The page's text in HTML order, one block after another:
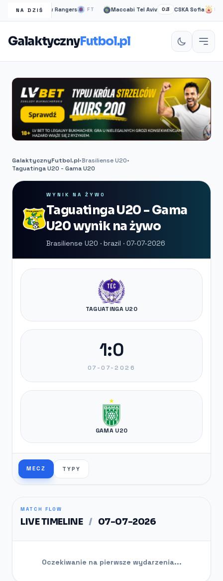
NA DZIŚ
2:1 Glasgow Rangers FT Maccabi Tel Aviv 0:3 CSKA Sofia FT
GalaktycznyFutbol.pl
GalaktycznyFutbol.pl•Brasiliense U20•
Taguatinga U20 - Gama U20
WYNIK NA ŻYWO
Taguatinga U20 - Gama
U20 wynik na żywo
Brasiliense U20 · brazil · 07-07-2026
TAGUATINGA U20
1:0
07-07-2026
GAMA U20
MECZ TYPY
MATCH FLOW
LIVE TIMELINE / 07-07-2026
Oczekiwanie na pierwsze wydarzenia...